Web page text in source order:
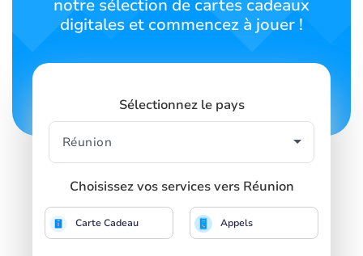
notre sélection de cartes cadeaux
digitales et commencez à jouer !
Sélectionnez le pays
Choisissez vos services vers Réunion
Carte Cadeau Appels